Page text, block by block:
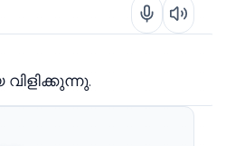
വിളിക്കുന്നു.